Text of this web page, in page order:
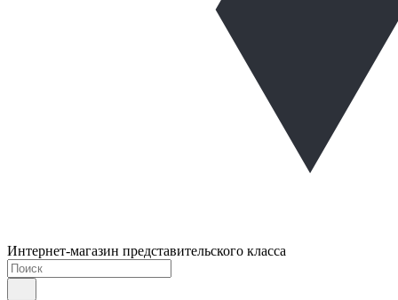
Интернет-магазин представительского класса